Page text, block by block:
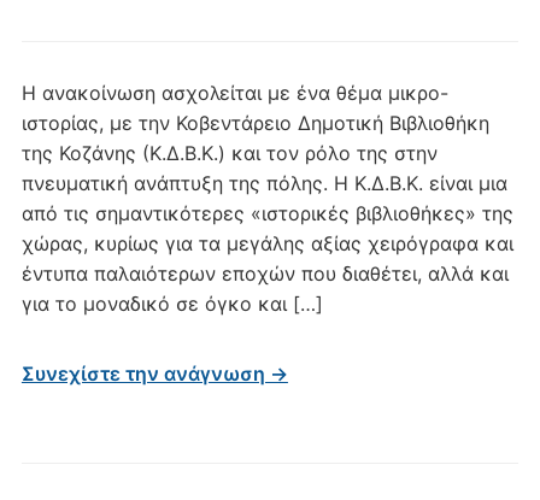
Η ανακοίνωση ασχολείται με ένα θέμα μικρο-
ιστορίας, με την Κοβεντάρειο Δημοτική Βιβλιοθήκη
της Κοζάνης (Κ.Δ.Β.Κ.) και τον ρόλο της στην
πνευματική ανάπτυξη της πόλης. Η Κ.Δ.Β.Κ. είναι μια
από τις σημαντικότερες «ιστορικές βιβλιοθήκες» της
χώρας, κυρίως για τα μεγάλης αξίας χειρόγραφα και
έντυπα παλαιότερων εποχών που διαθέτει, αλλά και
για το μοναδικό σε όγκο και […]
Συνεχίστε την ανάγνωση →